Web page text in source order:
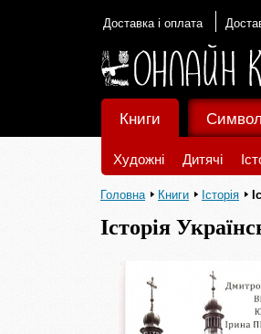
Доставка і оплата
Книги
Художні Дитячі
Головна Книги Історія
Історія